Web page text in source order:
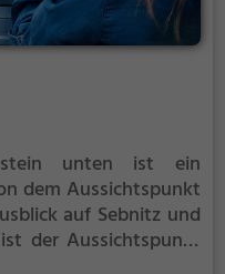
unten ist ein
dem Aussichtspunkt
auf Sebnitz und
der Aussichtspunkt